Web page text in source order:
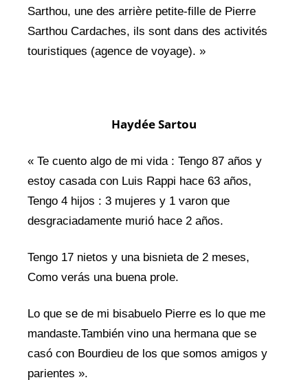
Sarthou, une des arrière petite-fille de Pierre
Sarthou Cardaches, ils sont dans des activités
touristiques (agence de voyage). »
Haydée Sartou
« Te cuento algo de mi vida : Tengo 87 años y
estoy casada con Luis Rappi hace 63 años,
Tengo 4 hijos : 3 mujeres y 1 varon que
desgraciadamente murió hace 2 años.
Tengo 17 nietos y una bisnieta de 2 meses,
Como verás una buena prole.
Lo que se de mi bisabuelo Pierre es lo que me
mandaste.También vino una hermana que se
casó con Bourdieu de los que somos amigos y
parientes ».